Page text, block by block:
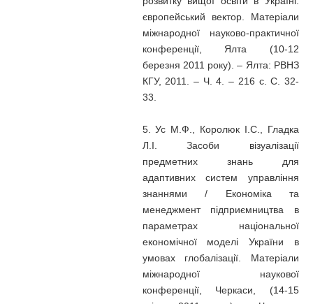
європейський вектор. Матеріали
міжнародної науково-практичної
конференції, Ялта (10-12
березня 2011 року). – Ялта: РВНЗ
КГУ, 2011. – Ч. 4. – 216 с. С. 32-
33.
5. Ус М.Ф., Королюк І.С., Гладка
Л.І. Засоби візуалізації
предметних знань для
адаптивних систем управління
знаннями / Економіка та
менеджмент підприємництва в
параметрах національної
економічної моделі України в
умовах глобалізації. Матеріали
міжнародної наукової
конференції, Черкаси, (14-15